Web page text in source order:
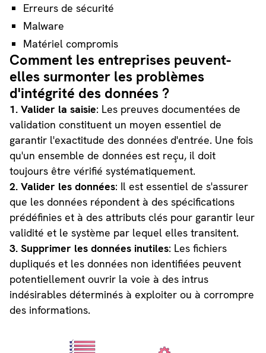
Erreurs de sécurité
Malware
Matériel compromis
Comment les entreprises peuvent-
elles surmonter les problèmes
d'intégrité des données ?
1. Valider la saisie: Les preuves documentées de
validation constituent un moyen essentiel de
garantir l'exactitude des données d'entrée. Une fois
qu'un ensemble de données est reçu, il doit
toujours être vérifié systématiquement.
2. Valider les données: Il est essentiel de s'assurer
que les données répondent à des spécifications
prédéfinies et à des attributs clés pour garantir leur
validité et le système par lequel elles transitent.
3. Supprimer les données inutiles: Les fichiers
dupliqués et les données non identifiées peuvent
potentiellement ouvrir la voie à des intrus
indésirables déterminés à exploiter ou à corrompre
des informations.